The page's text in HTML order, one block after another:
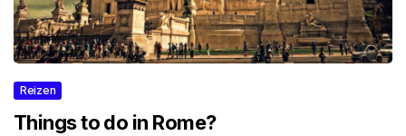
Reizen
Things to do in Rome?